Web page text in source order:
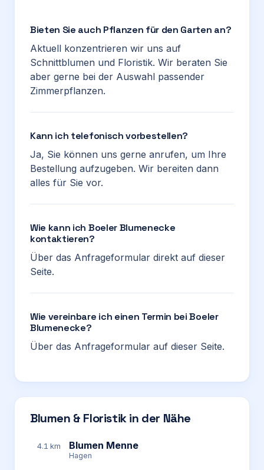
Bieten Sie auch Pflanzen für den Garten an?
Aktuell konzentrieren wir uns auf
Schnittblumen und Floristik. Wir beraten Sie
aber gerne bei der Auswahl passender
Zimmerpflanzen.
Kann ich telefonisch vorbestellen?
Ja, Sie können uns gerne anrufen, um Ihre
Bestellung aufzugeben. Wir bereiten dann
alles für Sie vor.
Wie kann ich Boeler Blumenecke
kontaktieren?
Über das Anfrageformular direkt auf dieser
Seite.
Wie vereinbare ich einen Termin bei Boeler
Blumenecke?
Über das Anfrageformular auf dieser Seite.
Blumen & Floristik in der Nähe
4.1 km Blumen Menne
Hagen